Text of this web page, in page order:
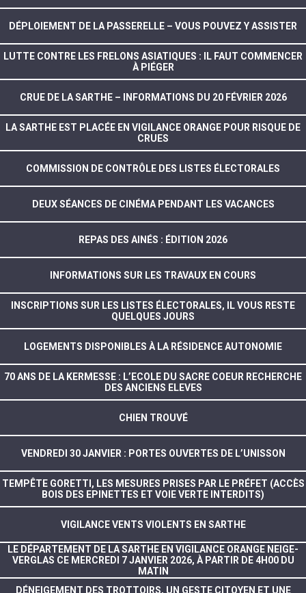
DÉPLOIEMENT DE LA PASSERELLE – VOUS POUVEZ Y ASSISTER
LUTTE CONTRE LES FRELONS ASIATIQUES : IL FAUT COMMENCER
À PIÉGER
CRUE DE LA SARTHE – INFORMATIONS DU 20 FÉVRIER 2026
LA SARTHE EST PLACÉE EN VIGILANCE ORANGE POUR RISQUE DE
CRUES
COMMISSION DE CONTRÔLE DES LISTES ÉLECTORALES
DEUX SÉANCES DE CINÉMA PENDANT LES VACANCES
REPAS DES AINÉS : ÉDITION 2026
INFORMATIONS SUR LES TRAVAUX EN COURS
INSCRIPTIONS SUR LES LISTES ÉLECTORALES, IL VOUS RESTE
QUELQUES JOURS
LOGEMENTS DISPONIBLES À LA RÉSIDENCE AUTONOMIE
70 ANS DE LA KERMESSE : L’ECOLE DU SACRE COEUR RECHERCHE
DES ANCIENS ELEVES
CHIEN TROUVÉ
VENDREDI 30 JANVIER : PORTES OUVERTES DE L’UNISSON
TEMPÊTE GORETTI, LES MESURES PRISES PAR LE PRÉFET (ACCÈS
BOIS DES EPINETTES ET VOIE VERTE INTERDITS)
VIGILANCE VENTS VIOLENTS EN SARTHE
LE DÉPARTEMENT DE LA SARTHE EN VIGILANCE ORANGE NEIGE-
VERGLAS CE MERCREDI 7 JANVIER 2026, À PARTIR DE 4H00 DU
MATIN
DÉNEIGEMENT DES TROTTOIRS, UN GESTE CITOYEN ET UNE